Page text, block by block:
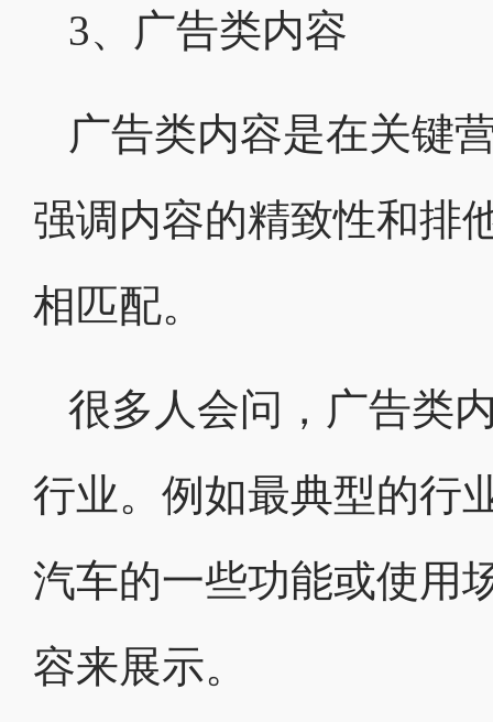
3、广告类内容
广告类内容是在关键
强调内容的精致性和排
相匹配。
很多人会问，广告类
行业。例如最典型的行
汽车的一些功能或使用
容来展示。